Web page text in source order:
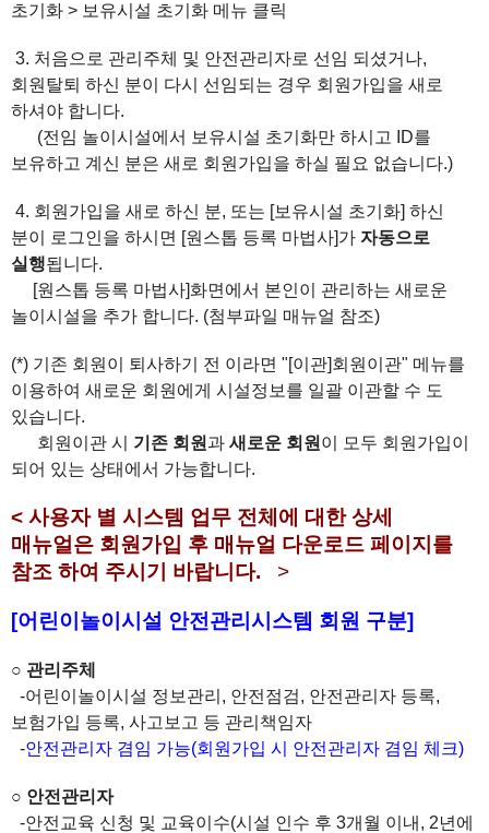
초기화 > 보유시설 초기화 메뉴 클릭
3. 처음으로 관리주체 및 안전관리자로 선임 되셨거나,
회원탈퇴 하신 분이 다시 선임되는 경우 회원가입을 새로
하셔야 합니다.
(전임 놀이시설에서 보유시설 초기화만 하시고 ID를
보유하고 계신 분은 새로 회원가입을 하실 필요 없습니다.)
4. 회원가입을 새로 하신 분, 또는 [보유시설 초기화] 하신
분이 로그인을 하시면 [원스톱 등록 마법사]가 자동으로
실행됩니다.
[원스톱 등록 마법사]화면에서 본인이 관리하는 새로운
놀이시설을 추가 합니다. (첨부파일 매뉴얼 참조)
(*) 기존 회원이 퇴사하기 전 이라면 "[이관]회원이관" 메뉴를
이용하여 새로운 회원에게 시설정보를 일괄 이관할 수 도
있습니다.
회원이관 시 기존 회원 과 새로운 회원 이 모두 회원가입이
되어 있는 상태에서 가능합니다.
< 사용자 별 시스템 업무 전체에 대한 상세
매뉴얼은 회원가입 후 매뉴얼 다운로드 페이지를
참조 하여 주시기 바랍니다. >
[어린이놀이시설 안전관리시스템 회원 구분]
○ 관리주체
-어린이놀이시설 정보관리, 안전점검, 안전관리자 등록,
보험가입 등록, 사고보고 등 관리책임자
-안전관리자 겸임 가능(회원가입 시 안전관리자 겸임 체크)
○ 안전관리자
-안전교육 신청 및 교육이수(시설 인수 후 3개월 이내, 2년에